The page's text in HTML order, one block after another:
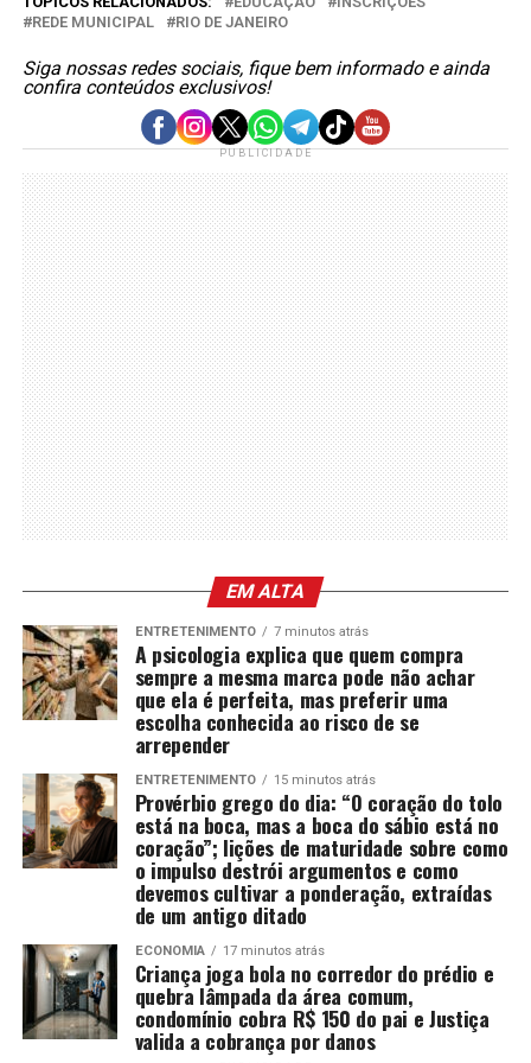
REDE MUNICIPAL
RIO DE JANEIRO
Siga nossas redes sociais, fique bem informado e ainda
confira conteúdos exclusivos!
PUBLICIDADE
EM ALTA
ENTRETENIMENTO 7 minutos atrás
A psicologia explica que quem compra
sempre a mesma marca pode não achar
que ela é perfeita, mas preferir uma
escolha conhecida ao risco de se
arrepender
ENTRETENIMENTO 15 minutos atrás
Provérbio grego do dia: “O coração do tolo
está na boca, mas a boca do sábio está no
coração”; lições de maturidade sobre como
o impulso destrói argumentos e como
devemos cultivar a ponderação, extraídas
de um antigo ditado
ECONOMIA 17 minutos atrás
Criança joga bola no corredor do prédio e
quebra lâmpada da área comum,
condomínio cobra R$ 150 do pai e Justiça
valida a cobrança por danos